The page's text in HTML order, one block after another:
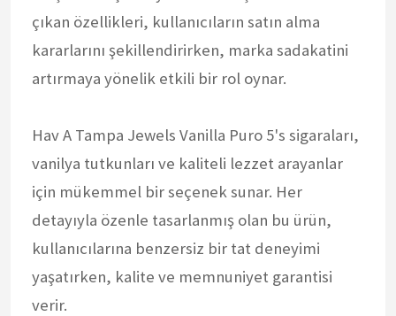
çıkan özellikleri, kullanıcıların satın alma
kararlarını şekillendirirken, marka sadakatini
artırmaya yönelik etkili bir rol oynar.
Hav A Tampa Jewels Vanilla Puro 5's sigaraları,
vanilya tutkunları ve kaliteli lezzet arayanlar
için mükemmel bir seçenek sunar. Her
detayıyla özenle tasarlanmış olan bu ürün,
kullanıcılarına benzersiz bir tat deneyimi
yaşatırken, kalite ve memnuniyet garantisi
verir.